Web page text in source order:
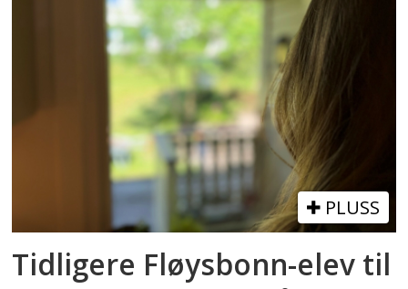
PLUSS
Tidligere Fløysbonn-elev til